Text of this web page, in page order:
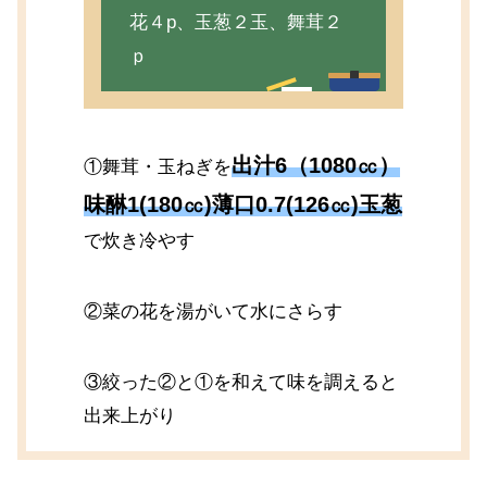
花４p、玉葱２玉、舞茸２
ｐ
①舞茸・玉ねぎを出汁6（1080㏄）
味醂1(180㏄)薄口0.7(126㏄)玉葱
で炊き冷やす
②菜の花を湯がいて水にさらす
③絞った②と①を和えて味を調えると
出来上がり